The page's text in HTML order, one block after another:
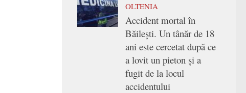
OLTENIA
Accident mortal în
Băilești. Un tânăr de 18
ani este cercetat după ce
a lovit un pieton și a
fugit de la locul
accidentului